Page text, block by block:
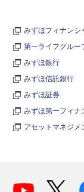
みずほフィナンシ
第一ライフグルー
みずほ銀行
みずほ信託銀行
みずほ証券
みずほ第一フィナ
アセットマネジメ